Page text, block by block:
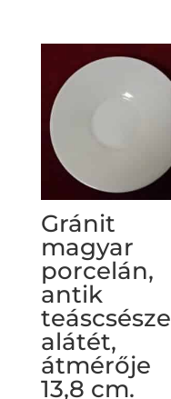
Gránit
magyar
porcelán,
antik
teáscsésze
alátét,
átmérője
13,8 cm.